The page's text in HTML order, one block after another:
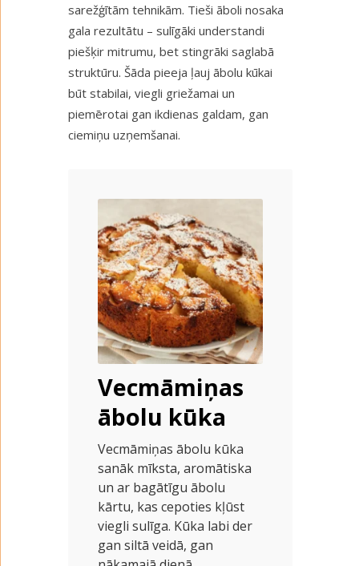
sarežģītām tehnikām. Tieši āboli nosaka
gala rezultātu – sulīgāki understandi
piešķir mitrumu, bet stingrāki saglabā
struktūru. Šāda pieeja ļauj ābolu kūkai
būt stabilai, viegli griežamai un
piemērotai gan ikdienas galdam, gan
ciemiņu uzņemšanai.
Vecmāmiņas
ābolu kūka
Vecmāmiņas ābolu kūka
sanāk mīksta, aromātiska
un ar bagātīgu ābolu
kārtu, kas cepoties kļūst
viegli sulīga. Kūka labi der
gan siltā veidā, gan